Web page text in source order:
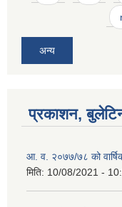
अन्य
प्रकाशन,
आ. व. २०७७/७८ को
मिति: 10/08/2021 -